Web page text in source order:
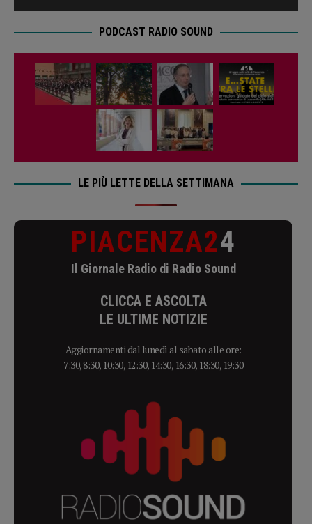
PODCAST RADIO SOUND
LE PIÙ LETTE DELLA SETTIMANA
PIACENZA24
Il Giornale Radio di Radio Sound
CLICCA E ASCOLTA
LE ULTIME NOTIZIE
Aggiornamenti dal lunedì al sabato alle ore:
7:30, 8:30, 10:30, 12:30, 14:30, 16:30, 18:30, 19:30